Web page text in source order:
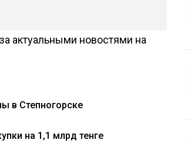
актуальными новостями на
в Степногорске
на 1,1 млрд тенге